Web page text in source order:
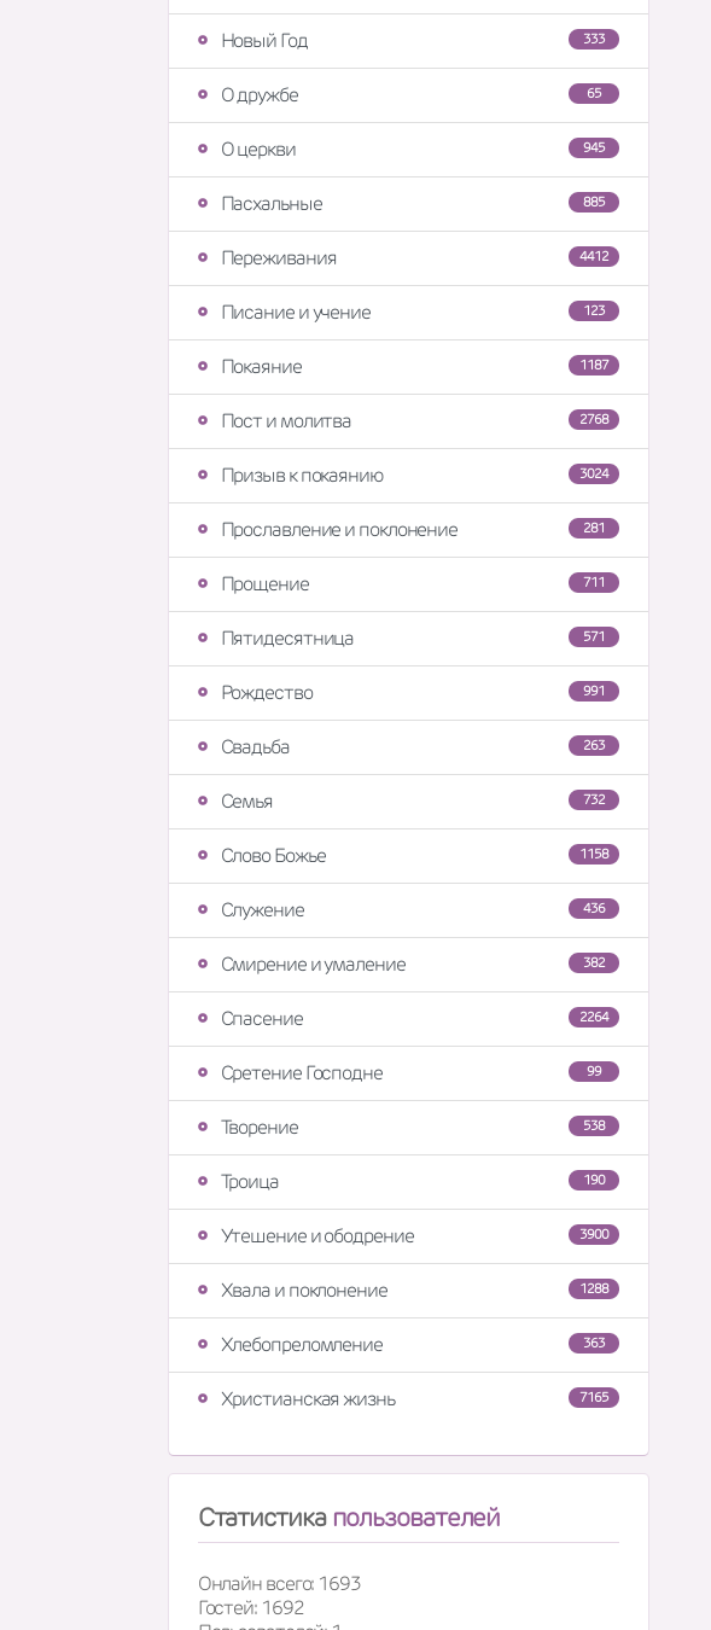
333
Новый Год
65
О дружбе
945
О церкви
885
Пасхальные
4412
Переживания
123
Писание и учение
1187
Покаяние
2768
Пост и молитва
3024
Призыв к покаянию
281
Прославление и поклонение
711
Прощение
571
Пятидесятница
991
Рождество
263
Свадьба
732
Семья
1158
Слово Божье
436
Служение
382
Смирение и умаление
2264
Спасение
99
Сретение Господне
538
Творение
190
Троица
3900
Утешение и ободрение
1288
Хвала и поклонение
363
Хлебопреломление
7165
Христианская жизнь
Статистика пользователей
Онлайн всего: 1693
Гостей: 1692